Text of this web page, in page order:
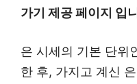
가기 제공 페이지 입
은 시세의 기본 단위
한 후, 가지고 계신